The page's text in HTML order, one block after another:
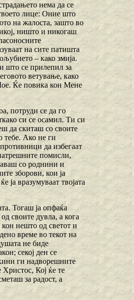
нема да се
лице: Оние што
на жалоста, зашто во
ништо и никогаш
на сите патишта
– како змија.
што се прилепил за
ветување, како
Ќе повика кон Мене
потруди се да го
си се осамил. Ти си
да скиташ со своите
тебе. Ако не ги
да избегаат
помисли,
со роднини и
зборови, кои ја
ја вразумуваат твојата
Тогаш ја опфаќа
своите дувла, а кога
нешто од светот и
време во текот на
не биде
секој ден се
ги надворешните
Христос, Кој ќе те
за радост, а